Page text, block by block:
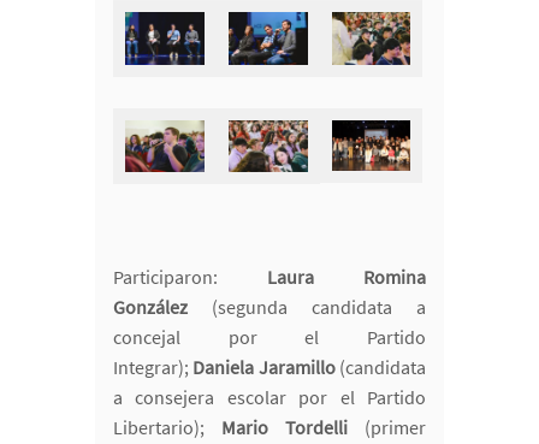
Participaron: Laura Romina
González (segunda candidata a
concejal por el Partido
Integrar); Daniela Jaramillo(candidata
a consejera escolar por el Partido
Libertario); Mario Tordelli (primer